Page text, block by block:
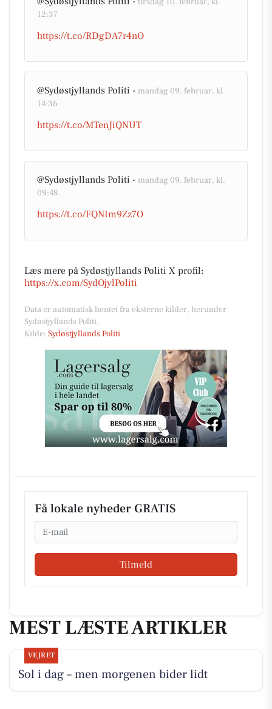
12:37
https://t.co/RDgDA7r4nO
@Sydøstjyllands Politi - mandag 09. februar, kl.
14:36
https://t.co/MTenJiQNUT
@Sydøstjyllands Politi - mandag 09. februar, kl.
09:48
https://t.co/FQNIm9Zz7O
Læs mere på Sydøstjyllands Politi X profil:
https://x.com/SydOjylPoliti
Data er automatisk hentet fra eksterne kilder, herunder
Sydøstjyllands Politi.
Kilde: Sydøstjyllands Politi
Få lokale nyheder GRATIS
Email
Tilmeld
MEST LÆSTE ARTIKLER
VEJRET
Sol i dag – men morgenen bider lidt